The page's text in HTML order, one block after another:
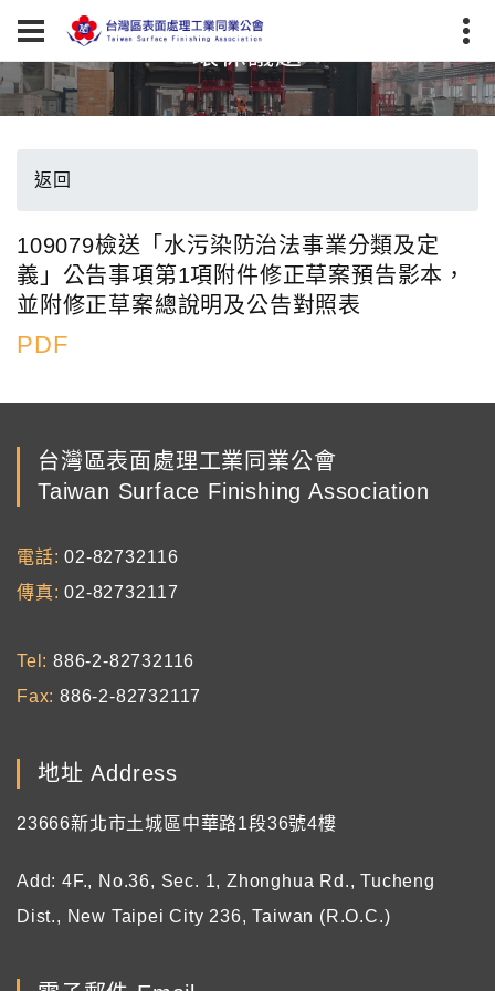
環保議題
返回
109079檢送「水污染防治法事業分類及定
義」公告事項第1項附件修正草案預告影本，
並附修正草案總說明及公告對照表
PDF
台灣區表面處理工業同業公會
Taiwan Surface Finishing Association
電話
02-82732116
傳真
02-82732117
Tel
886-2-82732116
Fax 886-2-82732117
地址 Address
23666新北市土城區中華路1段36號4樓
Add: 4F., No.36, Sec. 1, Zhonghua Rd., Tucheng
Dist., New Taipei City 236, Taiwan (R.O.C.)